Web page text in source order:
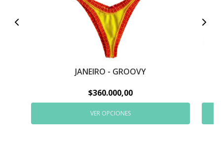
JANEIRO - GROOVY
$360.000,00
VER OPCIONES